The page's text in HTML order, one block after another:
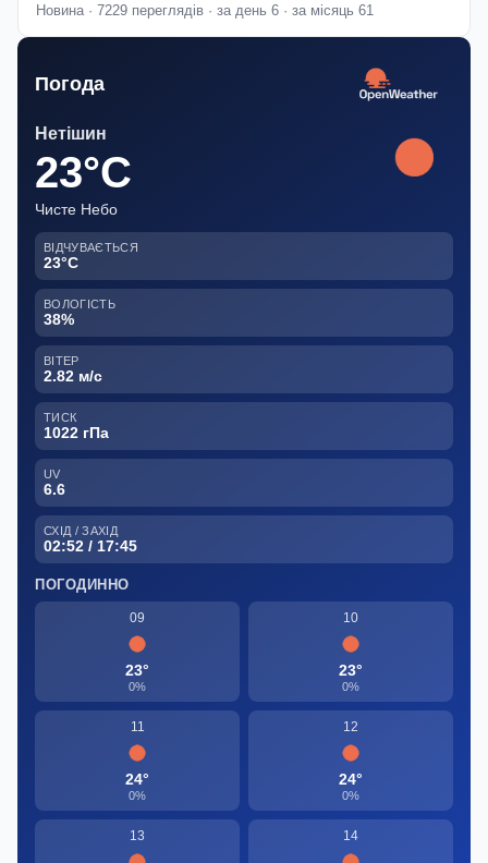
Новина · 7229 переглядів · за день 6 · за місяць 61
Погода
Нетішин
23°C
Чисте Небо
ВІДЧУВАЄТЬСЯ
23°C
ВОЛОГІСТЬ
38%
ВІТЕР
2.82 м/с
ТИСК
1022 гПа
UV
6.6
СХІД / ЗАХІД
02:52 / 17:45
ПОГОДИННО
09
23°
0%
10
23°
0%
11
24°
0%
12
24°
0%
13 14